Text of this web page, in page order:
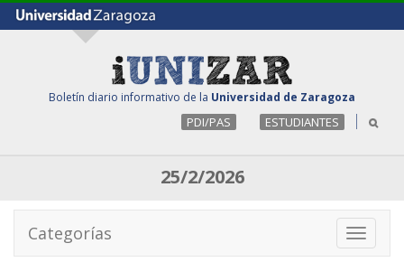
Boletín diario informativo de la Universidad de Zaragoza
PDI/PAS ESTUDIANTES
25/2/2026
Toggle
Categorías